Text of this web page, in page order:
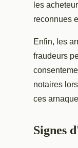
les
reconnues
Enfin, les
fraudeurs
notaires
ces
Signes